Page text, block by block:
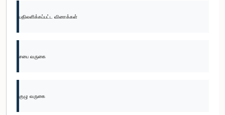
பதிலளிக்கப்பட்ட வினாக்கள்
சபை வருகை
குழு வருகை